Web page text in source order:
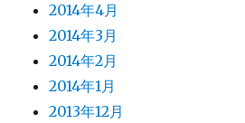
2014年4月
2014年3月
2014年2月
2014年1月
2013年12月